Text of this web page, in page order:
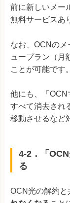
前に新しいメー
無料サービスあ
なお、OCNのメ
ュープラン（月
ことが可能です。
他にも、「OCN
すべて消去され
移動させるなど
4-2．「
る
OCN光の解約と